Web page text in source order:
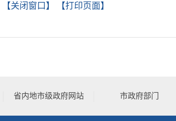
【关闭窗口】 【打印页面】
省内地市级政府网站 市政府部门